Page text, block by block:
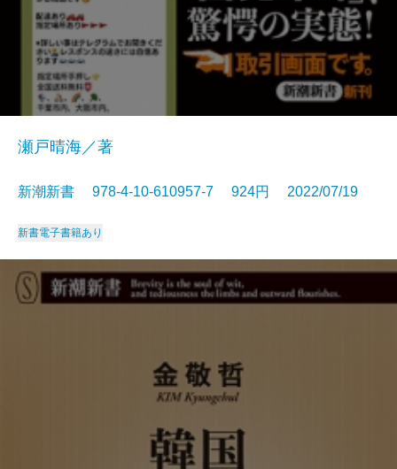
瀬戸晴海／著
新潮新書 978-4-10-610957-7 924円 2022/07/19
新書電子書籍あり